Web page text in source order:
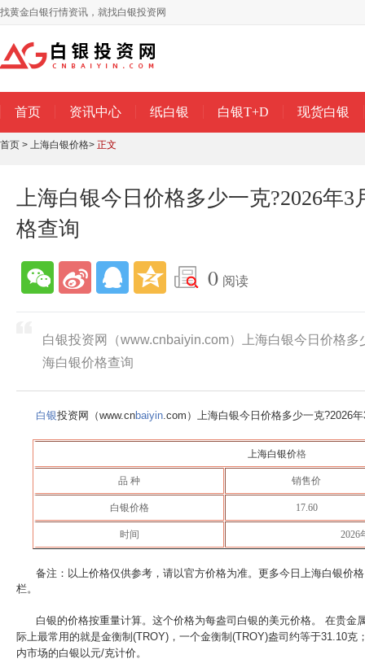
找黄金白银行情资讯，就找白银投资网
首页 资讯中心 纸白银 白银T+D 现货白银
首页 > 上海白银价格> 正文
上海白银今日价格多少一克?2026年3
格查询
0 阅读
白银投资网（www.cnbaiyin.com）上海白银今日价格
海白银价格查询
白银投资网（www.cnbaiyin.com）上海白银今日价格多少一克?2026
上海白银价格
品 种 销售价
白银价格 17.60
时间 2026
备注：以上价格仅供参考，请以官方价格为准。更多今日上海白银价
栏。
白银的价格按重量计算。这个价格为每盎司白银的美元价格。 在贵金
际上最常用的就是金衡制(TROY)，一个金衡制(TROY)盎司约等于31.10克
内市场的白银以元/克计价。